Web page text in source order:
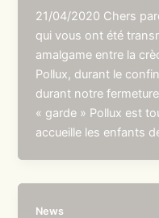
21/04/2020 Chers
qui vous ont été
amalgame entre la
Pollux, durant le
durant notre
« garde » Pollux est
accueille les enfants
News